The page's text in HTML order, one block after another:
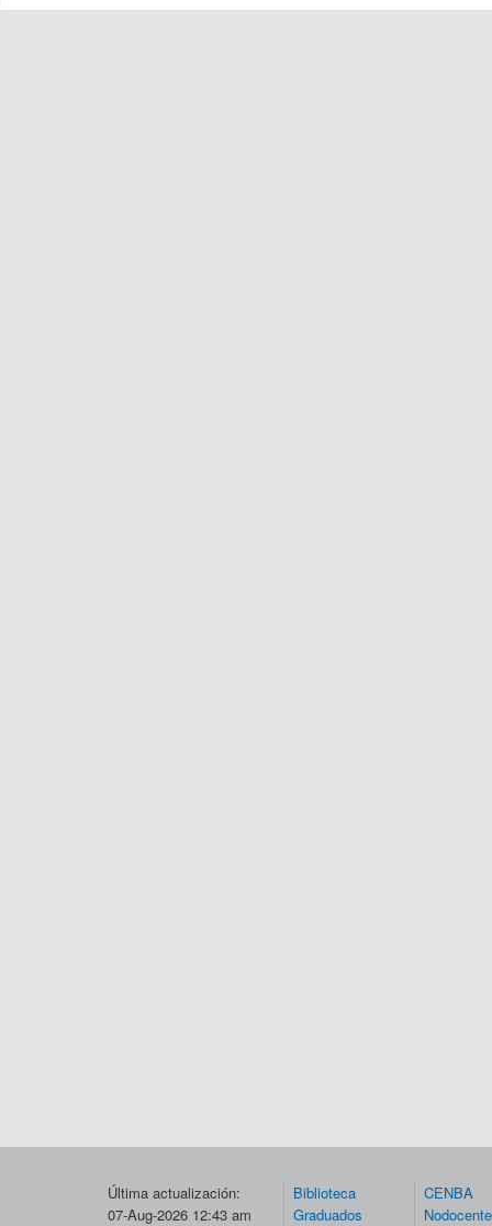
Última actualización:
07-Aug-2026 12:43 am
Biblioteca
Graduados
CENBA